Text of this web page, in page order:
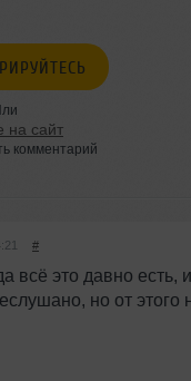
на сайт
комментарий
#
всё это давно есть, и
но от этого